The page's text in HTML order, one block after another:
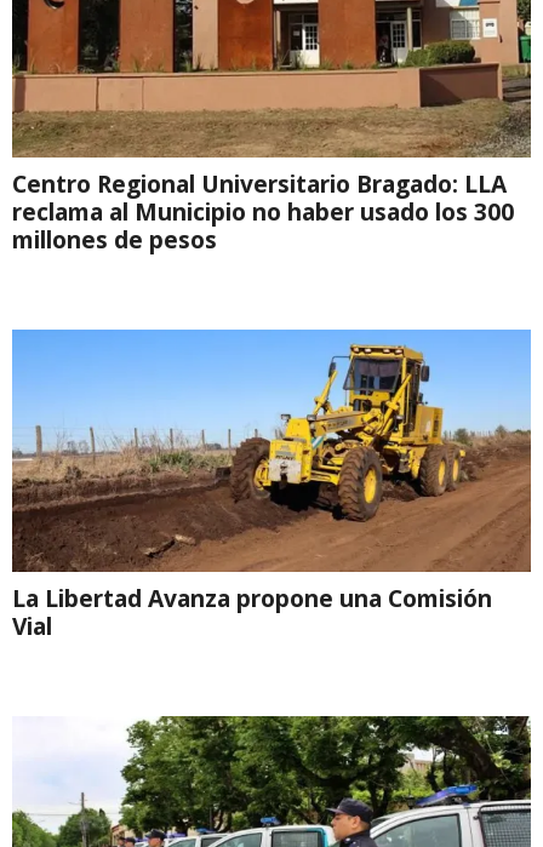
Centro Regional Universitario Bragado: LLA
reclama al Municipio no haber usado los 300
millones de pesos
La Libertad Avanza propone una Comisión
Vial